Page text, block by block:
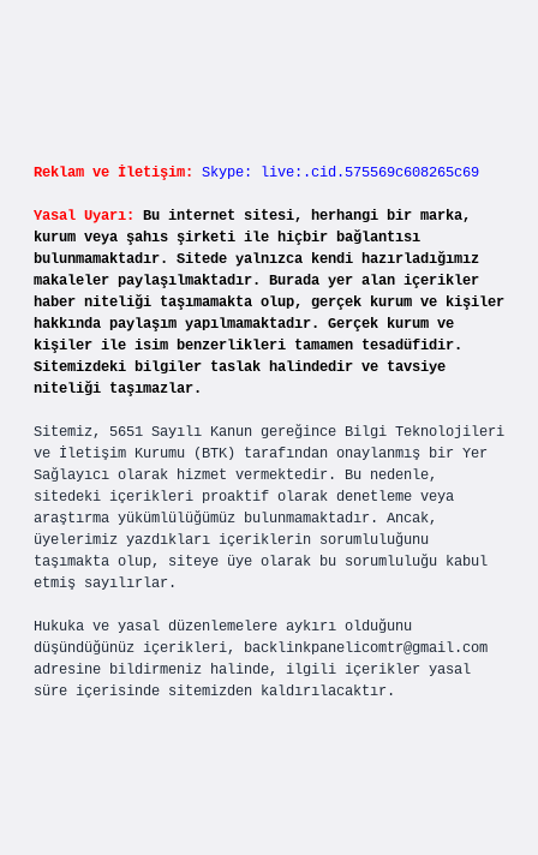
Reklam ve İletişim: Skype: live:.cid.575569c608265c69
Yasal Uyarı:
Bu internet sitesi, herhangi bir marka,
kurum veya şahıs şirketi ile hiçbir bağlantısı
bulunmamaktadır. Sitede yalnızca kendi hazırladığımız
makaleler paylaşılmaktadır. Burada yer alan içerikler
haber niteliği taşımamakta olup, gerçek kurum ve kişiler
hakkında paylaşım yapılmamaktadır. Gerçek kurum ve
kişiler ile isim benzerlikleri tamamen tesadüfidir.
Sitemizdeki bilgiler taslak halindedir ve tavsiye
niteliği taşımazlar.
Sitemiz, 5651 Sayılı Kanun gereğince Bilgi Teknolojileri
ve İletişim Kurumu (BTK) tarafından onaylanmış bir Yer
Sağlayıcı olarak hizmet vermektedir. Bu nedenle,
sitedeki içerikleri proaktif olarak denetleme veya
araştırma yükümlülüğümüz bulunmamaktadır. Ancak,
üyelerimiz yazdıkları içeriklerin sorumluluğunu
taşımakta olup, siteye üye olarak bu sorumluluğu kabul
etmiş sayılırlar.
Hukuka ve yasal düzenlemelere aykırı olduğunu
düşündüğünüz içerikleri, backlinkpanelicomtr@gmail.com
adresine bildirmeniz halinde, ilgili içerikler yasal
süre içerisinde sitemizden kaldırılacaktır.